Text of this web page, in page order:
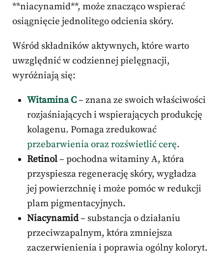
**niacynamid**, może znacząco wspierać
osiągnięcie jednolitego odcienia skóry.
Wśród składników aktywnych, które warto
uwzględnić w codziennej pielęgnacji,
wyróżniają się:
Witamina C– znana ze swoich właściwości
rozjaśniających i wspierających produkcję
kolagenu. Pomaga zredukować
przebarwienia oraz rozświetlić cerę.
Retinol– pochodna witaminy A, która
przyspiesza regenerację skóry, wygładza
jej powierzchnię i może pomóc w redukcji
plam pigmentacyjnych.
Niacynamid– substancja o działaniu
przeciwzapalnym, która zmniejsza
zaczerwienienia i poprawia ogólny koloryt.